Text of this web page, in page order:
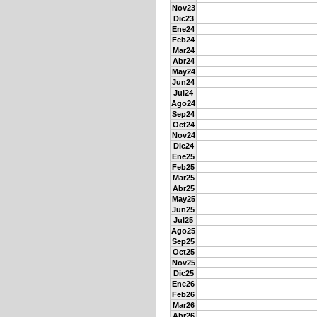
Nov23
Dic23
Ene24
Feb24
Mar24
Abr24
May24
Jun24
Jul24
Ago24
Sep24
Oct24
Nov24
Dic24
Ene25
Feb25
Mar25
Abr25
May25
Jun25
Jul25
Ago25
Sep25
Oct25
Nov25
Dic25
Ene26
Feb26
Mar26